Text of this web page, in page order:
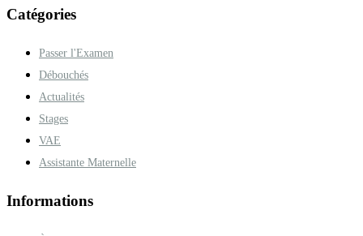
Catégories
Passer l'Examen
Débouchés
Actualités
Stages
VAE
Assistante Maternelle
Informations